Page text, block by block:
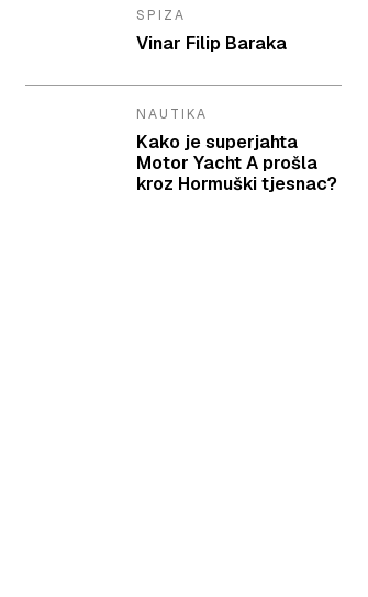
SPIZA
Vinar Filip Baraka
NAUTIKA
Kako je superjahta
Motor Yacht A prošla
kroz Hormuški tjesnac?